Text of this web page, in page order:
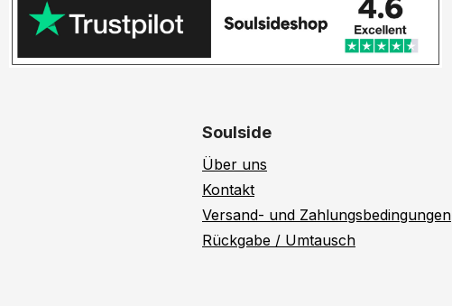
Soulside
Über uns
Kontakt
Versand- und Zahlungsbedingungen
Rückgabe / Umtausch